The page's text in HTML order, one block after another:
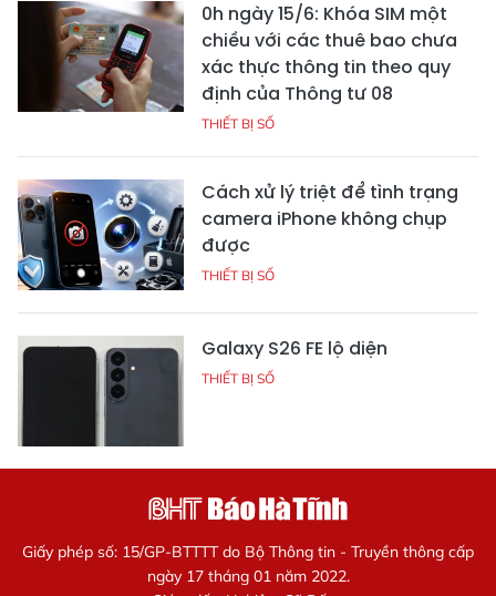
0h ngày 15/6: Khóa SIM một
chiều với các thuê bao chưa
xác thực thông tin theo quy
định của Thông tư 08
THIẾT BỊ SỐ
Cách xử lý triệt để tình trạng
camera iPhone không chụp
được
THIẾT BỊ SỐ
Galaxy S26 FE lộ diện
THIẾT BỊ SỐ
Giấy phép số: 15/GP-BTTTT do Bộ Thông tin - Truyền thông cấp
ngày 17 tháng 01 năm 2022.